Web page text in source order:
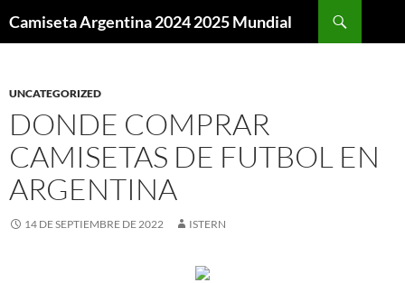
Camiseta Argentina 2024 2025 Mundial
UNCATEGORIZED
DONDE COMPRAR
CAMISETAS DE FUTBOL EN
ARGENTINA
14 DE SEPTIEMBRE DE 2022 ISTERN